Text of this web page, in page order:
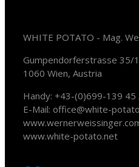
WHITE POTATO - Mag.
Gumpendorferstrasse 35/
1060 Wien, Austria
Handy: +43-(0)699-139 45
E-Mail: office@white-
www.white-potato.net